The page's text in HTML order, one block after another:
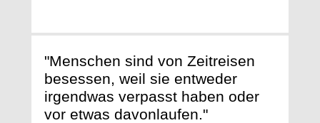
"Menschen sind von Zeitreisen
besessen, weil sie entweder
irgendwas verpasst haben oder
vor etwas davonlaufen."